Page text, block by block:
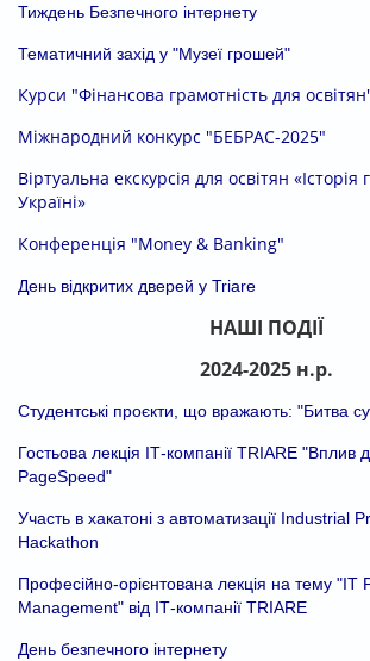
Тиждень Безпечного інтернету
Тематичний захід у "Музеї грошей"
Курси "Фінансова грамотність для
Міжнародний конкурс "БЕБРАС-2025"
Віртуальна екскурсія для освітян «Історія
Україні»
Конференція "Money & Banking"
День відкритих дверей у Triare
НАШІ ПОДІЇ
2024-2025 н.р.
Студентські проєкти, що вражають: "Битва
Гостьова лекція ІТ-компанії TRIARE "Вплив
PageSpeed"
Участь в хакатоні з автоматизації Industrial
Hackathon
Професійно-орієнтована лекція на тему "IT
Management" від ІТ-компанії TRIARE
День безпечного інтернету